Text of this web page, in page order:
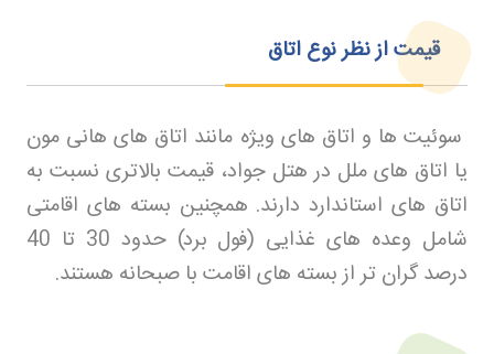
قیمت از نظر نوع اتاق
سوئیت ها و اتاق های ویژه مانند اتاق های هانی مون
یا اتاق های ملل در هتل جواد، قیمت بالاتری نسبت به
اتاق های استاندارد دارند. همچنین بسته های اقامتی
شامل وعده های غذایی (فول برد) حدود 30 تا 40
درصد گران تر از بسته های اقامت با صبحانه هستند.